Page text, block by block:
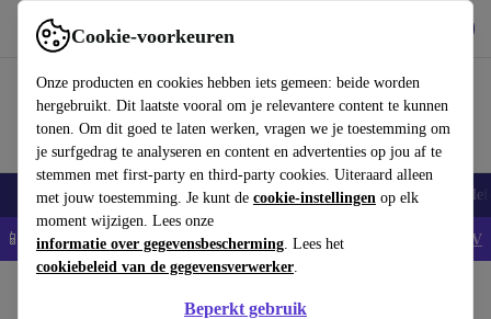
Cookie-voorkeuren
Onze producten en cookies hebben iets gemeen: beide worden
hergebruikt. Dit laatste vooral om je relevantere content te kunnen
tonen. Om dit goed te laten werken, vragen we je toestemming om
je surfgedrag te analyseren en content en advertenties op jou af te
stemmen met first-party en third-party cookies. Uiteraard alleen
met jouw toestemming. Je kunt de cookie-instellingen op elk
moment wijzigen. Lees onze
informatie over gegevensbescherming. Lees het
cookiebeleid van de gegevensverwerker.
Beperkt gebruik
Gebruik refurbed snel en eenvoudig
Smartphones Laptops Tablets Smartwatches Accessoires
📱5% EXTRA korting op alle iPhones – Code: IPHONEDEAL - AV